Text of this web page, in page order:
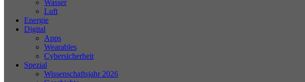
Wasser
Luft
Energie
Digital
Apps
Wearables
Cybersicherheit
Spezial
Wissenschaftsjahr 2026